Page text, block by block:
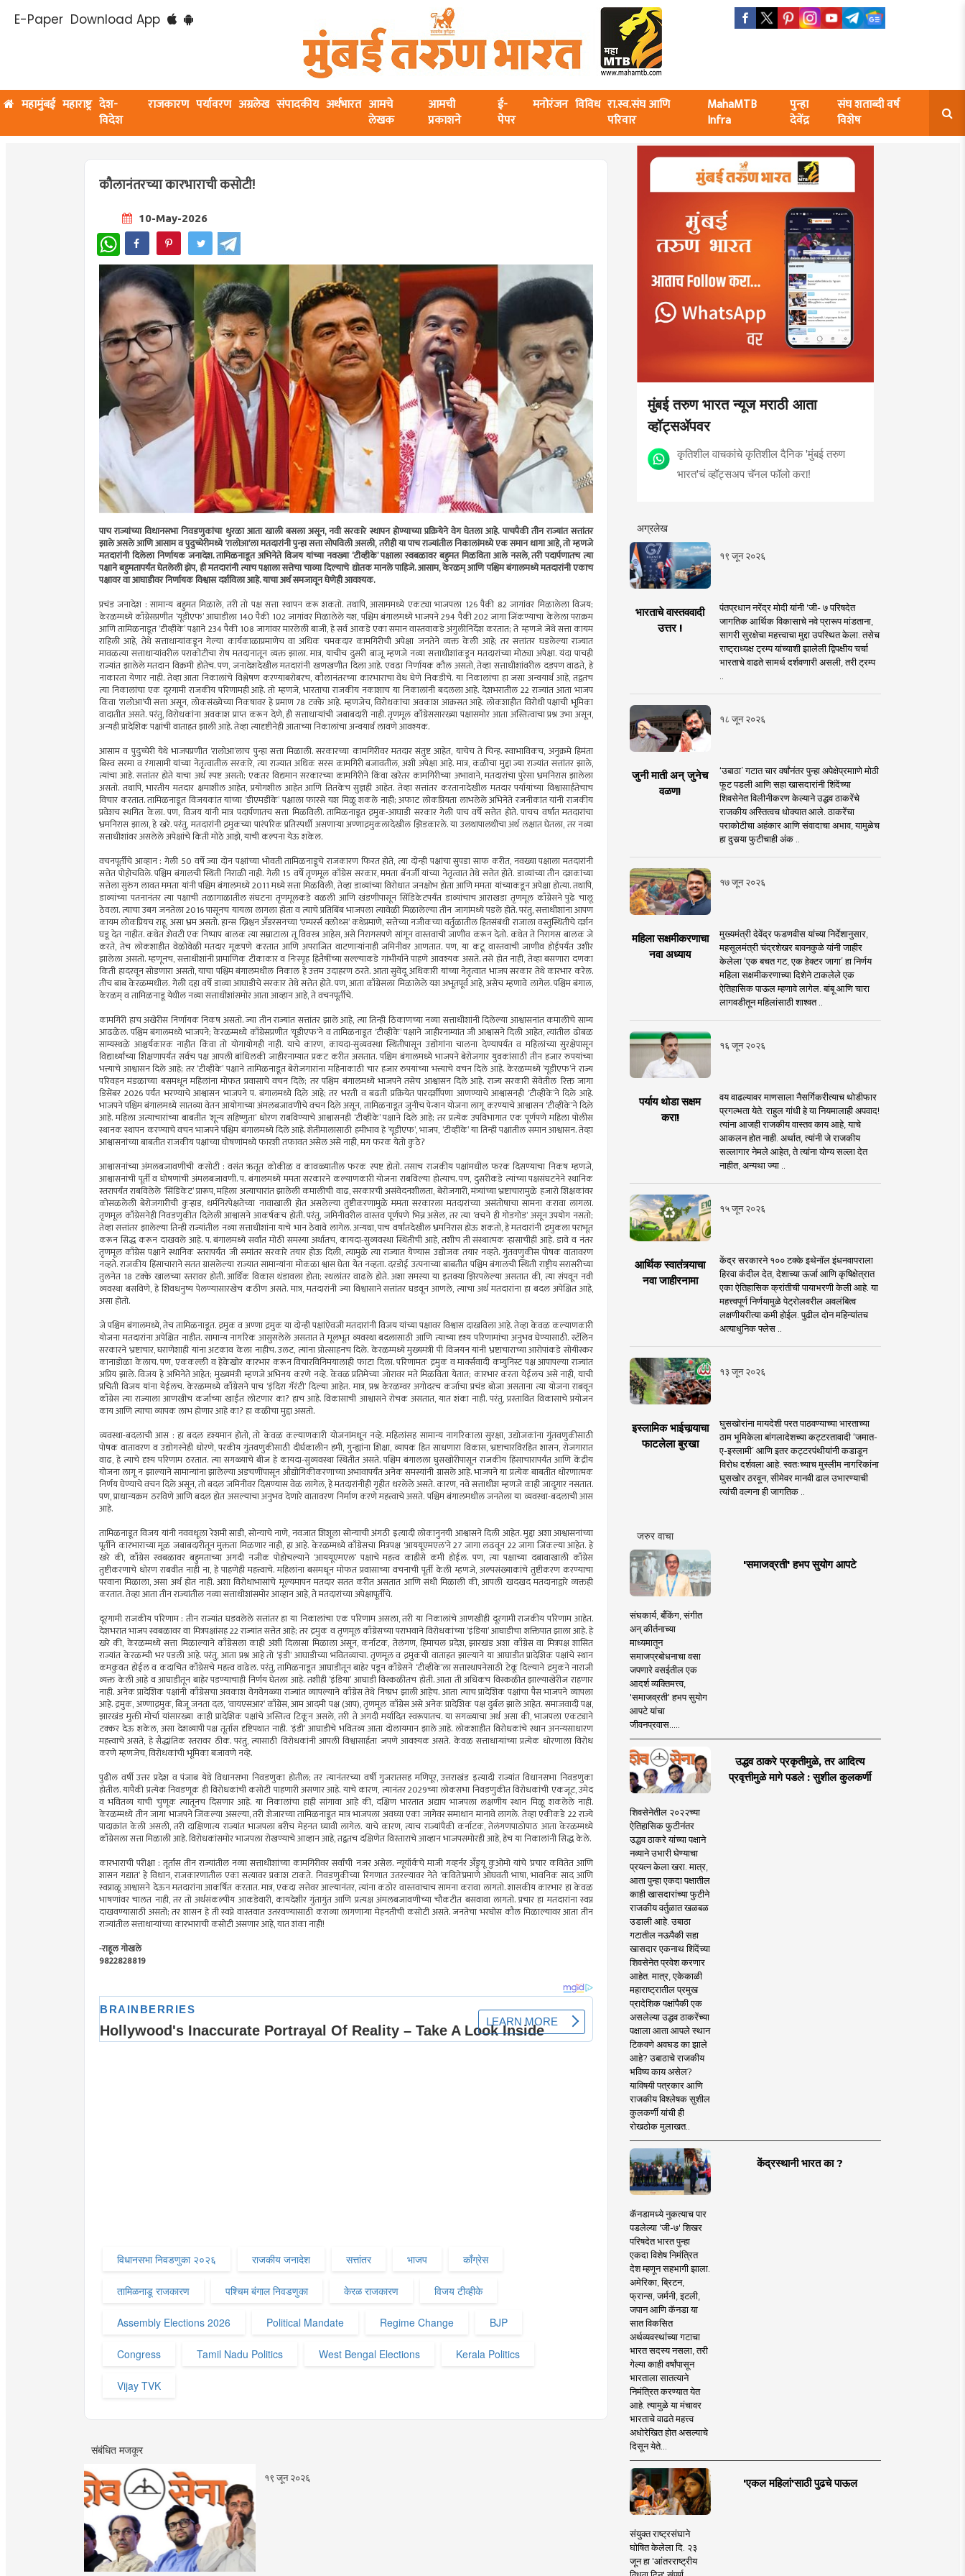
E-Paper Download App
महामुंबई महाराष्ट्र देश-
विदेश
राजकारण पर्यावरण अग्रलेख संपादकीय अर्थभारत आमचे
लेखक
आमची
प्रकाशने
ई-
पेपर
मनोरंजन विविध रा.स्व.संघ आणि
परिवार
MahaMTB
Infra
पुन्हा
देवेंद्र
संघ शताब्दी वर्ष
विशेष
कौलानंतरच्या कारभाराची कसोटी!
10-May-2026
WhatsApp
पाच राज्यांच्या विधानसभा निवडणुकांचा धुरळा आता खाली बसला असून, नवी सरकारे स्थापन होण्याच्या प्रक्रियेने वेग घेतला आहे. पाचपैकी तीन राज्यांत सत्तांतर
झाले असले आणि आसाम व पुदुच्चेरीमध्ये ‘रालोआ’ला मतदारांनी पुन्हा सत्ता सोपविली असली, तरीही या पाच राज्यांतील निकालांमध्ये एक समान धागा आहे, तो म्हणजे
मतदारांनी दिलेला निर्णायक जनादेश. तामिळनाडूत अभिनेते विजय यांच्या नवख्या ‘टीव्हीके’ पक्षाला स्वबळावर बहुमत मिळविता आले नसले, तरी पदार्पणातच त्या
पक्षाने बहुमतापर्यंत घेतलेली झेप, ही मतदारांनी त्याच पक्षाला सत्तेचा चाव्या दिल्याचे द्योतक मानले पाहिजे. आसाम, केरळम् आणि पश्चिम बंगालमध्ये मतदारांनी एकाच
पक्षावर वा आघाडीवर निर्णायक विश्वास दर्शविला आहे. याचा अर्थ समजावून घेणेही आवश्यक.
प्रचंड जनादेश : सामान्य बहुमत मिळाले, तरी तो पक्ष सत्ता स्थापन करू शकतो. तथापि, आसाममध्ये एकट्या भाजपला 126 पैकी 82 जागांवर मिळालेला विजय;
केरळम्मध्ये काँग्रेसप्रणीत ‘यूडीएफ’ आघाडीला 140 पैकी 102 जागांवर मिळालेले यश, पश्चिम बंगालमध्ये भाजपने 294 पैकी 202 जागा जिंकण्याचा केलेला पराक्रम
आणि तामिळनाडूत ‘टीव्हीके’ पक्षाने 234 पैकी 108 जागांवर मारलेली बाजी, हे सर्व आकडे एका समान वास्तवाकडे अंगुलीनिर्देश करतात; ते म्हणजे जेथे सत्ता कायम
राहिली आहे, तेथे सत्ताधार्‍यांकडून गेल्या कार्यकाळाप्रमाणेच वा अधिक चमकदार कामगिरीची अपेक्षा जनतेने व्यक्त केली आहे; तर सत्तांतर घडलेल्या राज्यात
मावळत्या सत्ताधार्‍यांवरील पराकोटीचा रोष मतदानातून व्यक्त झाला. मात्र, याचीच दुसरी बाजू म्हणजे नव्या सत्ताधीशांकडून मतदारांच्या मोठ्या अपेक्षा. यंदा पाचही
राज्यांत झालेले मतदान विक्रमी होतेच. पण, जनादेशदेखील मतदारांनी खणखणीत दिला आहे. एवढा निर्णायक कौल असतो, तेव्हा सत्ताधीशांवरील दडपण वाढते, हे
नाकारता येणार नाही. तेव्हा आता निकालांचे विश्लेषण करण्याबरोबरच, कौलानंतरच्या कारभाराचा वेध घेणे निकडीचे. या निकालांचा हा जसा अन्वयार्थ आहे, तद्वतच
त्या निकालांचा एक दूरगामी राजकीय परिणामही आहे. तो म्हणजे, भारताचा राजकीय नकाशाच या निकालांनी बदलला आहे. देशभरातील 22 राज्यांत आता भाजप
किंवा ‘रालोआ’ची सत्ता असून, लोकसंख्येच्या निकषावर हे प्रमाण 78 टक्के आहे. म्हणजेच, विरोधकांचा अवकाश आक्रसत आहे. लोकशाहीत विरोधी पक्षाची भूमिका
वादातीत असते. परंतु, विरोधकांना अवकाश प्राप्त करून देणे, ही सत्ताधार्‍यांची जबाबदारी नाही. तृणमूल काँग्रेससारख्या पक्षासमोर आता अस्तित्वाचा प्रश्न उभा असून,
अन्यही प्रादेशिक पक्षांची वाताहत झाली आहे. तेव्हा त्यादृष्टीनेही आताच्या निकालांचा अन्वयार्थ लावणे आवश्यक.
आसाम व पुदुच्चेरी येथे भाजपप्रणीत ‘रालोआ’लाच पुन्हा सत्ता मिळाली. सरकारच्या कामगिरीवर मतदार संतुष्ट आहेत, याचेच ते चिन्ह. स्वाभाविकच, अनुक्रमे हिमंता
बिस्व सरमा व रंगासामी यांच्या नेतृत्वातील सरकारे, त्या राज्यात अधिक सरस कामगिरी बजावतील, अशी अपेक्षा आहे. मात्र, कळीचा मुद्दा ज्या राज्यांत सत्तांतर झाले,
त्यांचा आहे. सत्तांतर होते याचा अर्थ स्पष्ट असतो; एकतर विद्यमान सरकारच्या कामगिरीने किंवा खरेतर कामगिरीच्या अभावाने, मतदारांचा पुरेसा भ्रमनिरास झालेला
असतो. तथापि, भारतीय मतदार क्षमाशील आहेत, प्रयोगशील आहेत आणि तितकेच सुज्ञही आहेत. तेव्हा सत्तांतर करतानादेखील मतदार पर्यायांच्या विश्वासार्हतेचाच
विचार करतात. तामिळनाडूत विजयकांत यांच्या ‘डीएमडीके’ पक्षाला फारसे यश मिळू शकले नाही; अफाट लोकप्रियता लाभलेले अभिनेते रजनीकांत यांनी राजकीय
प्रवेशच स्थगित केला. पण, विजय यांनी मात्र पदार्पणातच सत्ता मिळविली. तामिळनाडूत द्रमुक-आघाडी सरकार गेली पाच वर्षे सत्तेत होते. पाचच वर्षांत मतदारांचा
भ्रमनिरास झाला, हे खरे. परंतु, मतदारांनी द्रमुकच्या पारंपरिक प्रतिस्पर्धी असणार्‍या अण्णाद्रमुकलादेखील झिडकारले. या उलथापालथीचा अर्थ लक्षात घेतला, तर नव्या
सत्ताधीशांवर असलेले अपेक्षांचे किती मोठे आझे, याची कल्पना येऊ शकेल.
वचनपूर्तीचे आव्हान : गेली 50 वर्षे ज्या दोन पक्षांच्या भोवती तामिळनाडूचे राजकारण फिरत होते, त्या दोन्ही पक्षांचा सुपडा साफ करीत, नवख्या पक्षाला मतदारांनी
सत्तेत पोहोचविले. पश्चिम बंगालची स्थिती निराळी नाही. गेली 15 वर्षे तृणमूल काँग्रेस सरकार, ममता बॅनर्जी यांच्या नेतृत्वात तेथे सत्तेत होते. डाव्यांच्या तीन दशकांच्या
सत्तेला सुरुंग लावत ममता यांनी पश्चिम बंगालमध्ये 2011 मध्ये सत्ता मिळविली, तेव्हा डाव्यांच्या विरोधात जनक्षोभ होता आणि ममता यांच्याकडून अपेक्षा होत्या. तथापि,
डाव्यांच्या पतनानंतर त्या पक्षाची तळागाळातील संघटना तृणमूलकडे वळली आणि खंडणीपासून सिंडिकेटपर्यंत डाव्यांचाच आराखडा तृणमूल काँग्रेसने पुढे चालू
ठेवला. त्याचा उबग जनतेला 2016 पासूनच यायला लागला होता व त्याचे प्रतिबिंब भाजपला त्यावेळी मिळालेल्या तीन जागांमध्ये पडले होते. परंतु, सत्ताधीशांना आपण
कायम लोकप्रियच राहू, असा भ्रम असतो. हान्स ख्रिश्चन अँडरसनच्या ‘एम्परर्स क्लोथ्स’ कथेप्रमाणे, सत्तेच्या नजीकच्या वर्तुळातील हितसंबंधी राजाला वस्तुस्थितीचे दर्शन
घडू देत नाहीत. कथेत शेवटी एक निष्पाप बालक त्या सम्राटाला तू विवस्त्र आहेस, असे निरागसपणे सांगून वास्तवाची जाणीव करून देतो. कथेत ते निरागस बालक जे
करते, तेच लोकशाहीत वेळोवेळी मतदार मूकपणे करतात आणि अपराजित वाटणार्‍यांनाही जमिनीवर आणतात. पण, या कटू वास्तवाची जाणीव होईपर्यंत उशीर
झालेला असतो. म्हणूनच, सत्ताधीशांनी प्रामाणिक टीकाकार व निःस्पृह हितैषींच्या सल्ल्याकडे गांभीर्याने पाहणे आवश्यक असते. तसे होत नाही, तेव्हा बसणारा दणका
किती हादरवून सोडणारा असतो, याचा पश्चिम बंगालमधील निकाल हे उत्तम उदाहरण ठरते. आता सुवेंदू अधिकारी यांच्या नेतृत्वात भाजप सरकार तेथे कारभार करेल.
तीच बाब केरळम्मधील. गेली दहा वर्षे डाव्या आघाडीचे सरकार तेथे सत्तेत होते. पण, आता काँग्रेसला मिळालेले यश अभूतपूर्व आहे, असेच म्हणावे लागेल. पश्चिम बंगाल,
केरळम् व तामिळनाडू येथील नव्या सत्ताधीशांसमोर आता आव्हान आहे, ते वचनपूर्तीचे.
कामगिरी हाच अखेरीस निर्णायक निकष असतो. ज्या तीन राज्यांत सत्तांतर झाले आहे, त्या तिन्ही ठिकाणच्या नव्या सत्ताधीशांनी दिलेल्या आश्वासनांत कमालीचे साम्य
आढळेल. पश्चिम बंगालमध्ये भाजपने; केरळम्मध्ये काँग्रेसप्रणीत ‘यूडीएफ’ने व तामिळनाडूत ‘टीव्हीके’ पक्षाने जाहीरनाम्यांत जी आश्वासने दिली आहेत, त्यांतील ढोबळ
साम्यस्थळे आश्चर्यकारक नाहीत किंवा तो योगायोगही नाही. याचे कारण, कायदा-सुव्यवस्था स्थितीपासून उद्योगांना चालना देण्यापर्यंत व महिलांच्या सुरक्षेपासून
विद्यार्थ्यांच्या शिक्षणापर्यंत सर्वच पक्ष आपली बांधिलकी जाहीरनाम्यात प्रकट करीत असतात. पश्चिम बंगालमध्ये भाजपने बेरोजगार युवकांसाठी तीन हजार रुपयांच्या
भत्त्याचे आश्वासन दिले आहे; तर ‘टीव्हीके’ पक्षाने तामिळनाडूत बेरोजगारांना महिनाकाठी चार हजार रुपयांच्या भत्त्याचे वचन दिले आहे. केरळम्मध्ये ‘यूडीएफ’ने राज्य
परिवहन मंडळाच्या बसमधून महिलांना मोफत प्रवासाचे वचन दिले; तर पश्चिम बंगालमध्ये भाजपने तसेच आश्वासन दिले आहे. राज्य सरकारी सेवेतील रिक्त जागा
डिसेंबर 2026 पर्यंत भरण्याचे आश्वासन भाजपने प. बंगालमध्ये दिले आहे; तर भरती व बढती प्रक्रियेत पारदर्शीपणा आणण्याचे आश्वासनही ‘टीव्हीके’ने दिले आहे.
भाजपने पश्चिम बंगालमध्ये सातव्या वेतन आयोगाच्या अंमलबजावणीचे वचन दिले असून, तामिळनाडूत जुनीच पेन्शन योजना लागू करण्याचे आश्वासन ‘टीव्हीके’ने दिले
आहे. महिला अत्याचारांच्या बाबतीत ‘शून्य सहिष्णुता’ धोरण राबविण्याचे आश्वासनही ‘टीव्हीके’ पक्षाने दिले आहे; तर प्रत्येक उपविभागात एक पूर्णपणे महिला पोलीस
स्थानक स्थापन करण्याचे वचन भाजपने पश्चिम बंगालमध्ये दिले आहे. शेतीमालासाठी हमीभाव हे ‘यूडीएफ’, भाजप, ‘टीव्हीके’ या तिन्ही पक्षांतील समान आश्वासन. तेव्हा
आश्वासनांच्या बाबतीत राजकीय पक्षांच्या घोषणांमध्ये फारशी तफावत असेल असे नाही, मग फरक येतो कुठे?
आश्वासनांच्या अंमलबजावणीची कसोटी : वसंत ऋतूत कोकीळ व कावळ्यातील फरक स्पष्ट होतो. तसाच राजकीय पक्षांमधील फरक दिसण्याचा निकष म्हणजे,
आश्वासनांची पूर्ती व घोषणांची अंमलबजावणी. प. बंगालमध्ये ममता सरकारने कल्याणकारी योजना राबविल्या होत्याच. पण, दुसरीकडे त्यांच्या पक्षसंघटनेने स्थानिक
स्तरापर्यंत राबविलेले ’सिंडिकेट’ प्रारूप, महिला अत्याचारांत झालेली कमालीची वाढ, सरकारची असंवेदनशीलता, बेरोजगारी, मंत्र्यांच्या भ्रष्टाचारामुळे हजारो शिक्षकांवर
कोसळलेली बेरोजगारीची कुर्‍हाड, धर्मनिरपेक्षतेच्या नावाखाली होत असलेल्या तुष्टीकरणामुळे ममता सरकारला मतदारांच्या असंतोषाचा सामना करावा लागला.
तृणमूल काँग्रेसनेही निवडणुकीत दिलेली आश्वासने आकर्षकच होती. परंतु, जमिनीवरील वास्तव पूर्णपणे भिन्न असेल, तर त्या ‘वचने ही गोडगोड’ असून उपयोग नसतो;
तेव्हा सत्तांतर झालेल्या तिन्ही राज्यांतील नव्या सत्ताधीशांना याचे भान ठेवावे लागेल. अन्यथा, पाच वर्षांतदेखील भ्रमनिरास होऊ शकतो, हे मतदारांनी द्रमुकला पराभूत
करून सिद्ध करून दाखवले आहे. प. बंगालमध्ये सर्वांत मोठी समस्या अर्थातच, कायदा-सुव्यवस्था स्थितीची आहे, तशीच ती संस्थात्मक र्‍हासाचीही आहे. डावे व नंतर
तृणमूल काँग्रेस पक्षाने स्थानिक स्तरापर्यंत जी समांतर सरकारे तयार होऊ दिली, त्यामुळे त्या राज्यात येण्यास उद्योजक तयार नव्हते. गुंतवणुकीस पोषक वातावरण
नव्हते. राजकीय हिंसाचाराने सतत ग्रासलेल्या राज्यात सामान्यांना मोकळा श्वास घेता येत नव्हता. दरडोई उत्पनाच्या बाबतीत पश्चिम बंगालची स्थिती राष्ट्रीय सरासरीच्या
तुलनेत 18 टक्के खालच्या स्तरावर होती. आर्थिक विकास थंडावला होता; स्थलांतर वाढले होते. अशा समस्या या इतक्या झिरपलेल्या असतात की, त्या संपवून नवी
व्यवस्था बसविणे, हे शिवधनुष्य पेलण्यासारखेच कठीण असते. मात्र, मतदारांनी ज्या विश्वासाने सत्तांतर घडवून आणले, त्याचा अर्थ मतदारांना हा बदल अपेक्षित आहे,
असा होतो.
जे पश्चिम बंगालमध्ये, तेच तामिळनाडूत. द्रमुक व अण्णा द्रमुक या दोन्ही पक्षांऐवजी मतदारांनी विजय यांच्या पक्षावर विश्वास दाखविला आहे. तेव्हा केवळ कल्याणकारी
योजना मतदारांना अपेक्षित नाहीत. सामान्य नागरिक आसुसलेले असतात ते मूलभूत व्यवस्था बदलासाठी आणि त्याच्या दृश्य परिणामांचा अनुभव घेण्यासाठी. स्टॅलिन
सरकारने भ्रष्टाचार, घराणेशाही यांना अटकाव केला नाहीच. उलट, त्यांना प्रोत्साहनच दिले. केरळम्मध्ये मुख्यमंत्री पी विजयन यांनी भ्रष्टाचाराच्या आरोपांकडे सोयीस्कर
कानाडोळा केलाच. पण, एककल्ली व हेकेखोर कारभार करून विचारविनिमयालाही फाटा दिला. परिणामतः द्रमुक व मार्क्सवादी कम्युनिस्ट पक्ष आपापल्या राज्यांत
अप्रिय झाले. विजय हे अभिनेते आहेत; मुख्यमंत्री म्हणजे अभिनय करणे नव्हे. केवळ प्रतिमेच्या जोरावर मते मिळविता येतात; कारभार करता येईलच असे नाही, याची
प्रचिती विजय यांना येईलच. केरळम्मध्ये काँग्रेसने पाच ‘इंदिरा गॅरंटी’ दिल्या आहेत. मात्र, प्रश्न केरळम्वर अगोदरच कर्जाचा प्रचंड बोजा असताना त्या योजना राबवून
काँग्रेस त्या राज्याला आणखीच कर्जाच्या खाईत लोटणार का? हाच आहे. विकासाची आश्वासने रोचक असतात, यात शंका नाही. परंतु, प्रस्तावित विकासाचे प्रयोजन
काय आणि त्याचा व्यापक लाभ होणार आहे का? हा कळीचा मुद्दा असतो.
व्यवस्था-बदलाची आस : हा बदल दृश्यमान होतो, तो केवळ कल्याणकारी योजनांमधून नव्हे. महिलांसह सामान्य नागरिकाला सुरक्षा, उद्योजकांना गुंतवणुकीसाठी
पोषक वातावरण व उद्योगस्नेही धोरणे, परकीय गुंतवणुकीसाठी दीर्घकालीन हमी, गुन्ह्यांना शिक्षा, व्यापक हित साधणारा विकास, भ्रष्टाचारविरहित शासन, रोजगारात
वाढ, हे त्याचे दृश्य परिणाम ठरतात. त्या सगळ्याचे बीज हे कायदा-सुव्यवस्था स्थितीत असते. पश्चिम बंगालला घुसखोरीपासून राजकीय हिंसाचारापर्यंत आणि केंद्रीय
योजना लागू न झाल्याने सामान्यांना झालेल्या अडचणींपासून औद्योगिकीकरणाच्या अभावापर्यंत अनेक समस्यांनी ग्रासले आहे. भाजपने या प्रत्येक बाबतीत धोरणात्मक
निर्णय घेण्याचे वचन दिले असून, तो बदल जमिनीवर दिसण्यास वेळ लागेल, हे मतदारांनीही गृहीत धरलेले असते. कारण, नवे सत्ताधीश म्हणजे काही जादूगार नसतात.
पण, प्राधान्यक्रम ठरविणे आणि बदल होत असल्याचा अनुभव देणारे वातावरण निर्माण करणे महत्त्वाचे असते. पश्चिम बंगालमधील जनतेला या व्यवस्था-बदलाची आस
आहे.
तामिळनाडूत विजय यांनी नववधूला रेशमी साडी, सोन्याचे नाणे, नवजात शिशूला सोन्याची अंगठी इत्यादी लोकानुनयी आश्वासने दिली आहेत. मुद्दा अशा आश्वासनांच्या
पूर्तीने कारभाराच्या मूळ जबाबदारीतून मुक्तता मिळणार नाही, हा आहे. केरळम्मध्ये काँग्रेसचा मित्रपक्ष ‘आययूएमएल’ने 27 जागा लढवून 22 जागा जिंकल्या आहेत. हे
खरे की, काँग्रेस स्वबळावर बहुमताच्या अगदी नजीक पोहोचल्याने ‘आययूएमएल’ पक्षाचे महत्त्व काहीसे कमी होईल. पण, त्या पक्षाच्या दबावाखाली काँग्रेस
तुष्टीकरणाचे धोरण राबवीत नाही ना, हे पाहणेही महत्त्वाचे. महिलांना बसमधून मोफत प्रवासाच्या वचनाची पूर्ती केली म्हणजे, अल्पसंख्याकांचे तुष्टीकरण करण्याचा
परवाना मिळाला, असा अर्थ होत नाही. अशा विरोधाभासांचे मूल्यमापन मतदार सतत करीत असतात आणि संधी मिळाली की, आपली खदखद मतदानाद्वारे व्यक्तही
करतात. तेव्हा आता तीन राज्यांतील नव्या सत्ताधीशांसमोर आव्हान आहे, ते मतदारांच्या अपेक्षापूर्तीचे.
दूरगामी राजकीय परिणाम : तीन राज्यांत घडवलेले सत्तांतर हा या निकालांचा एक परिणाम असला, तरी या निकालांचे आणखीही दूरगामी राजकीय परिणाम आहेत.
देशभरात भाजप स्वबळावर वा मित्रपक्षांसह 22 राज्यांत सत्तेत आहे; तर द्रमुक व तृणमूल काँग्रेसच्या पराभवाने विरोधकांच्या ‘इंडिया’ आघाडीचा शक्तिपात झाला आहे. हे
खरे की, केरळम्मध्ये सत्ता मिळाल्याने काँग्रेसला काही अंशी दिलासा मिळाला असून, कर्नाटक, तेलंगण, हिमाचल प्रदेश, झारखंड अशा काँग्रेस वा मित्रपक्ष शासित
राज्यांत केरळम्ची भर पडली आहे. परंतु, आता प्रश्न आहे तो ‘इंडी’ आघाडीच्या भवितव्याचा. तृणमूल व द्रमुकची वाताहत झाल्याने या आघाडीत प्रादेशिक पक्षांचे स्थान
कमकुवत होईल व कदाचित काँग्रेसचे महत्त्व वाढेल. परंतु, तामिळनाडूत आघाडीतून बाहेर पडून काँग्रेसने ‘टीव्हीके’ला सत्तास्थापनेसाठी टेकू दिल्याने द्रमुकने नाराजी
व्यक्त केली आहे व आघाडीतून बाहेर पडण्याचाही निर्णय घेतला आहे. तशीही ‘इंडिया’ आघाडी विस्कळीतच होती. आता ती अधिकच विस्कळीत झाल्याखेरीज राहणार
नाही. अनेक प्रादेशिक पक्षांनी काँग्रेसचा अवकाश वेगवेगळ्या राज्यांत व्यापल्याने काँग्रेस तेथे निष्प्रभ झाली आहेच. आता त्याच प्रादेशिक पक्षांचा पैस भाजपने व्यापला
आहे. द्रमुक, अण्णाद्रमुक, बिजू जनता दल, ‘वायएसआर’ काँग्रेस, आम आदमी पक्ष (आप), तृणमूल काँग्रेस असे अनेक प्रादेशिक पक्ष दुर्बल झाले आहेत. समाजवादी पक्ष,
झारखंड मुक्ती मोर्चा यांसारख्या काही प्रादेशिक पक्षांचे अस्तित्व टिकून असले, तरी ते अगदी मर्यादित स्वरूपातच. या सगळ्याचा अर्थ असा की, भाजपला एकट्याने
टक्कर देऊ शकेल, असा देशव्यापी पक्ष तूर्तास दृष्टिपथात नाही. ‘इंडी’ आघाडीचे भवितव्य आता दोलायमान झाले आहे. लोकशाहीत विरोधकांचे स्थान अनन्यसाधारण
महत्त्वाचे असते, हे सैद्धांतिक स्तरावर ठीक. परंतु, त्यासाठी विरोधकांनी आपली विश्वासार्हता जपणे आवश्यक असते. केवळ सत्ताधार्‍यांच्या प्रत्येक धोरणाला विरोध
करणे म्हणजेच, विरोधकांची भूमिका बजावणे नव्हे.
पुढील वर्षी उत्तर प्रदेश व पंजाब येथे विधानसभा निवडणुका होतील; तर त्यानंतरच्या वर्षी गुजरातसह मणिपूर, उत्तराखंड इत्यादी राज्यांत विधानसभा निवडणुका
होतील. यापैकी प्रत्येक निवडणूक ही विरोधकांची कसोटी पाहणारी असणार आहे. याचे कारण, त्यानंतर 2029च्या लोकसभा निवडणुकीत विरोधकांची एकजूट, उमेद
व भवितव्य याची चुणूक त्यातूनच दिसणार आहे. या निकालांचा हाही सांगावा आहे की, दक्षिण भारतात अद्याप भाजपला लक्षणीय स्थान मिळू शकलेले नाही.
केरळम्मध्ये तीन जागा भाजपने जिंकल्या असल्या, तरी शेजारच्या तामिळनाडूत मात्र भाजपला अवघ्या एका जागेवर समाधान मानावे लागले. तेव्हा एकीकडे 22 राज्ये
पादाक्रांत केली असली, तरी दाक्षिणात्य राज्यांत भाजपला बरीच मेहनत घ्यावी लागेल. याचे कारण, त्याच राज्यांपैकी कर्नाटक, तेलंगणपाठोपाठ आता केरळम्मध्ये
काँग्रेसला सत्ता मिळाली आहे. विरोधकांसमोर भाजपला रोखण्याचे आव्हान आहे, तद्वतच दक्षिणेत विस्ताराचे आव्हान भाजपसमोरही आहे, हेच या निकालांनी सिद्ध केले.
कारभाराची परीक्षा : तूर्तास तीन राज्यांतील नव्या सत्ताधीशांच्या कामगिरीवर सर्वांची नजर असेल. न्यूयॉर्कचे माजी गव्हर्नर अँड्र्यू कुओमो यांचे ‘प्रचार कवितेत आणि
शासन गद्यात’ हे विधान, राजकारणातील एका सत्यावर प्रकाश टाकते. निवडणुकीच्या रिंगणात उतरल्यावर नेते ‘कविते’प्रमाणे ओघवती भाषा, भावनिक साद आणि
स्वप्नाळू आश्वासने देऊन मतदारांना आकर्षित करतात. मात्र, एकदा सत्तेवर आल्यानंतर, त्यांना कठोर वास्तवाचाच सामना करावा लागतो. शासकीय कारभार हा केवळ
भाषणांवर चालत नाही, तर तो अर्थसंकल्पीय आकडेवारी, कायदेशीर गुंतागुंत आणि प्रत्यक्ष अंमलबजावणीच्या चौकटीत बसवावा लागतो. प्रचार हा मतदारांना स्वप्न
दाखवण्यासाठी असतो; तर शासन हे ती स्वप्ने वास्तवात उतरवण्यासाठी कराव्या लागणार्‍या मेहनतीची कसोटी असते. जनतेचा भरघोस कौल मिळाल्यावर आता तीन
राज्यांतील सत्ताधार्‍यांच्या कारभाराची कसोटी असणार आहे, यात शंका नाही!
-राहूल गोखले
9822828819
विधानसभा निवडणुका २०२६ राजकीय जनादेश सत्तांतर भाजप काँग्रेस
तामिळनाडू राजकारण पश्चिम बंगाल निवडणुका केरळ राजकारण विजय टीव्हीके
Assembly Elections 2026 Political Mandate Regime Change BJP
Congress Tamil Nadu Politics West Bengal Elections Kerala Politics
Vijay TVK
संबंधित मजकूर
१९ जून २०२६
मुंबई तरुण भारत न्यूज मराठी आता
व्हॉट्सॲपवर
कृतिशील वाचकांचे कृतिशील दैनिक 'मुंबई तरुण
भारत'चं व्हॉट्सअप चॅनल फॉलो करा!
अग्रलेख
१९ जून २०२६
भारताचे वास्तववादी
उत्तर !
पंतप्रधान नरेंद्र मोदी यांनी 'जी- ७ परिषदेत
जागतिक आर्थिक विकासाचे नवे प्रारूप मांडताना,
सागरी सुरक्षेचा महत्त्वाचा मुद्दा उपस्थित केला. तसेच
राष्ट्राध्यक्ष ट्रम्प यांच्याशी झालेली द्विपक्षीय चर्चा
भारताचे वाढते सामर्थ दर्शवणारी असली, तरी ट्रम्प
१८ जून २०२६
जुनी माती अन् जुनेच
वळण!
‘उबाठा’ गटात चार वर्षांनंतर पुन्हा अपेक्षेप्रमााणे मोठी
फूट पडली आणि सहा खासदारांनी शिंदेंच्या
शिवसेनेत विलीनीकरण केल्याने उद्धव ठाकरेंचे
राजकीय अस्तित्वच धोक्यात आले. ठाकरेंचा
पराकोटीचा अहंकार आणि संवादाचा अभाव, यामुळेच
हा दुसर्‍या फुटीचाही अंक ..
१७ जून २०२६
महिला सक्षमीकरणाचा
नवा अध्याय
मुख्यमंत्री देवेंद्र फडणवीस यांच्या निर्देशानुसार,
महसूलमंत्री चंद्रशेखर बावनकुळे यांनी जाहीर
केलेला ‘एक बचत गट, एक हेक्टर जागा’ हा निर्णय
महिला सक्षमीकरणाच्या दिशेने टाकलेले एक
ऐतिहासिक पाऊल म्हणावे लागेल. बांबू आणि चारा
लागवडीतून महिलांसाठी शाश्वत ..
१६ जून २०२६
पर्याय थोडा सक्षम
करा!
वय वाढल्यावर माणसाला नैसर्गिकरीत्याच थोडीफार
प्रगल्भता येते. राहुल गांधी हे या नियमालाही अपवाद!
त्यांना आजही राजकीय वास्तव काय आहे, याचे
आकलन होत नाही. अर्थात, त्यांनी जे राजकीय
सल्लागार नेमले आहेत, ते त्यांना योग्य सल्ला देत
नाहीत, अन्यथा ज्या ..
१५ जून २०२६
आर्थिक स्वातंत्र्याचा
नवा जाहीरनामा
केंद्र सरकारने १०० टक्के इथेनॉल इंधनवापराला
हिरवा कंदील देत, देशाच्या ऊर्जा आणि कृषिक्षेत्रात
एका ऐतिहासिक क्रांतीची पायाभरणी केली आहे. या
महत्त्वपूर्ण निर्णयामुळे पेट्रोलवरील अवलंबित्व
लक्षणीयरीत्या कमी होईल. पुढील दोन महिन्यांतच
अत्याधुनिक फ्लेस ..
१३ जून २०२६
इस्लामिक भाईचार्‍याचा
फाटलेला बुरखा
घुसखोरांना मायदेशी परत पाठवण्याच्या भारताच्या
ठाम भूमिकेला बांगलादेशच्या कट्टरतावादी ‘जमात-
ए-इस्लामी’ आणि इतर कट्टरपंथीयांनी कडाडून
विरोध दर्शवला आहे. स्वतःच्याच मुस्लीम नागरिकांना
घुसखोर ठरवून, सीमेवर मानवी ढाल उभारण्याची
त्यांची वल्गना ही जागतिक ..
जरुर वाचा
'समाजव्रती' हभप सुयोग आपटे
संघकार्य, बँकिंग, संगीत
अन् कीर्तनाच्या
माध्यमातून
समाजप्रबोधनाचा वसा
जपणारे वसईतील एक
आदर्श व्यक्तिमत्त्व,
'समाजव्रती' हभप सुयोग
आपटे यांचा
जीवनप्रवास.....
उद्धव ठाकरे प्रकृतीमुळे, तर आदित्य
प्रवृत्तीमुळे मागे पडले : सुशील कुलकर्णी
शिवसेनेतील २०२२च्या
ऐतिहासिक फुटीनंतर
उद्धव ठाकरे यांच्या पक्षाने
नव्याने उभारी घेण्याचा
प्रयत्न केला खरा. मात्र,
आता पुन्हा एकदा पक्षातील
काही खासदारांच्या फुटीने
राजकीय वर्तुळात खळबळ
उडाली आहे. उबाठा
गटातील नऊपैकी सहा
खासदार एकनाथ शिंदेंच्या
शिवसेनेत प्रवेश करणार
आहेत. मात्र, एकेकाळी
महाराष्ट्रातील प्रमुख
प्रादेशिक पक्षांपैकी एक
असलेल्या उद्धव ठाकरेंच्या
पक्षाला आता आपले स्थान
टिकवणे अवघड का झाले
आहे? उबाठाचे राजकीय
भविष्य काय असेल?
याविषयी पत्रकार आणि
राजकीय विश्लेषक सुशील
कुलकर्णी यांची ही
रोखठोक मुलाखत..
केंद्रस्थानी भारत का ?
कॅनडामध्ये नुकत्याच पार
पडलेल्या 'जी-७' शिखर
परिषदेत भारत पुन्हा
एकदा विशेष निमंत्रित
देश म्हणून सहभागी झाला.
अमेरिका, ब्रिटन,
फ्रान्स, जर्मनी, इटली,
जपान आणि कॅनडा या
सात विकसित
अर्थव्यवस्थांच्या गटाचा
भारत सदस्य नसला, तरी
गेल्या काही वर्षांपासून
भारताला सातत्याने
निमंत्रित करण्यात येत
आहे. त्यामुळे या मंचावर
भारताचे वाढते महत्त्व
अधोरेखित होत असल्याचे
दिसून येते...
'एकल महिलां'साठी पुढचे पाऊल
संयुक्त राष्ट्रसंघाने
घोषित केलेला दि. २३
जून हा 'आंतरराष्ट्रीय